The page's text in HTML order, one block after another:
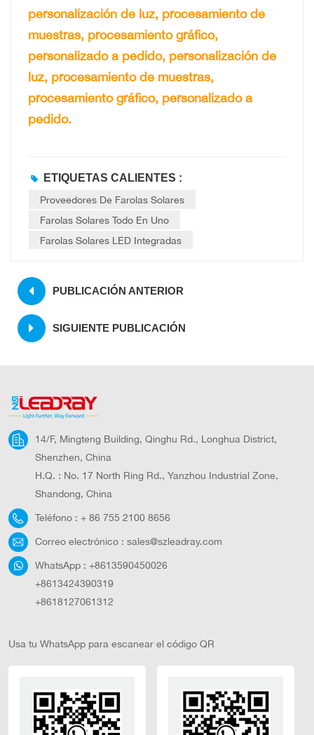
personalización de luz, procesamiento de
muestras, procesamiento gráfico,
personalizado a pedido, personalización de
luz, procesamiento de muestras,
procesamiento gráfico, personalizado a
pedido.
ETIQUETAS CALIENTES :
Proveedores De Farolas Solares
Farolas Solares Todo En Uno
Farolas Solares LED Integradas
PUBLICACIÓN ANTERIOR
SIGUIENTE PUBLICACIÓN
14/F, Mingteng Building, Qinghu Rd., Longhua District,
Shenzhen, China
H.Q. : No. 17 North Ring Rd., Yanzhou Industrial Zone,
Shandong, China
Teléfono : + 86 755 2100 8656
Correo electrónico : sales@szleadray.com
WhatsApp : +8613590450026
+8613424390319
+8618127061312
Usa tu WhatsApp para escanear el código QR